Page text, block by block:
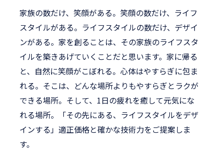
家族の数だけ、笑顔がある。笑顔の数だけ、ライフ
スタイルがある。ライフスタイルの数だけ、デザイ
ンがある。家を創ることは、その家族のライフスタ
イルを築きあげていくことだと思います。家に帰る
と、自然に笑顔がこぼれる。心体はやすらぎに包ま
れる。そこは、どんな場所よりもやすらぎとラクが
できる場所。そして、1日の疲れを癒して元気にな
れる場所。「その先にある、ライフスタイルをデザ
インする」適正価格と確かな技術力をご提案しま
す。